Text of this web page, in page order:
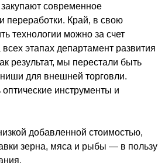
современное
переработки. Край, в свою
технологии можно за счет
этапах департамент развития
результат, мы перестали быть
для внешней торговли.
инструменты и
добавленной стоимостью,
зерна, мяса и рыбы — в пользу